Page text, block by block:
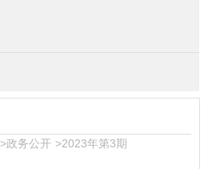
>政务公开 >2023年第3期